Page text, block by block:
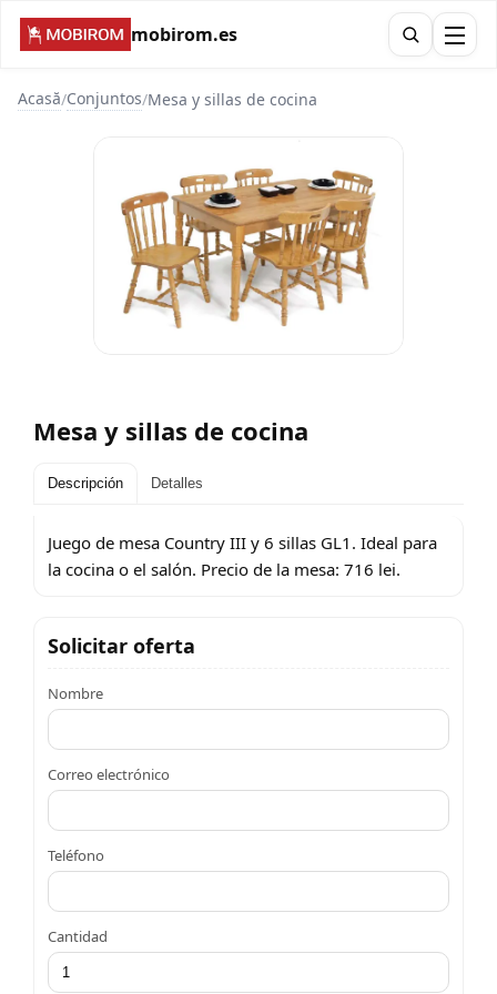
mobirom.es
Acasă/Conjuntos/Mesa y sillas de cocina
Mesa y sillas de cocina
Descripción Detalles
Juego de mesa Country III y 6 sillas GL1. Ideal para
la cocina o el salón. Precio de la mesa: 716 lei.
Solicitar oferta
Nombre
Correo electrónico
Teléfono
Cantidad